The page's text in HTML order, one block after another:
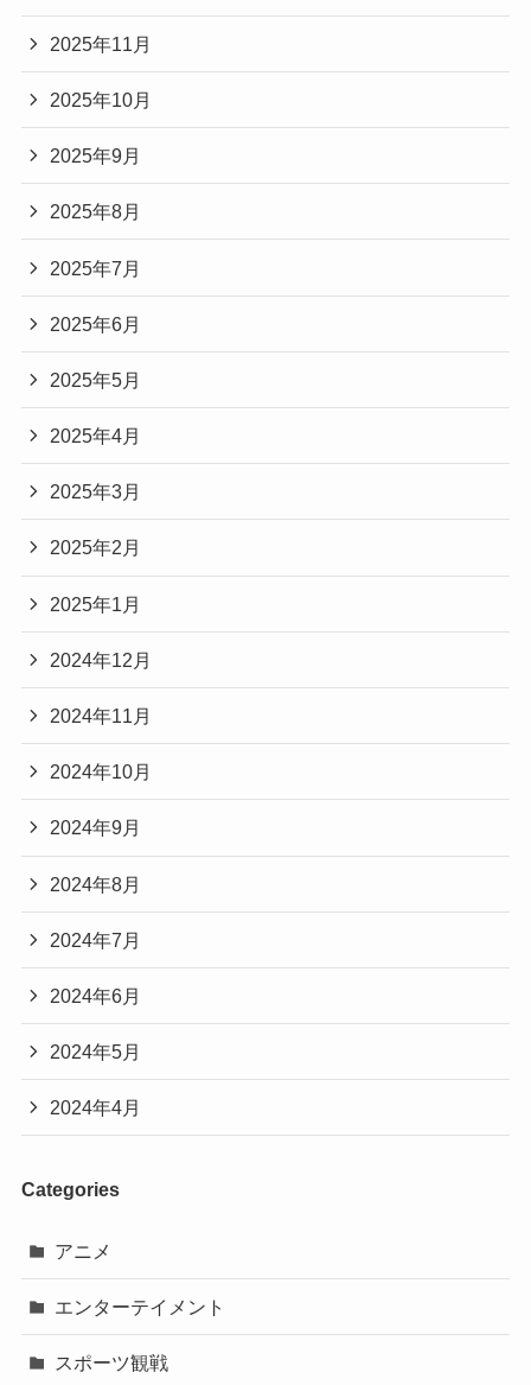
2025年11月
2025年10月
2025年9月
2025年8月
2025年7月
2025年6月
2025年5月
2025年4月
2025年3月
2025年2月
2025年1月
2024年12月
2024年11月
2024年10月
2024年9月
2024年8月
2024年7月
2024年6月
2024年5月
2024年4月
Categories
アニメ
エンターテイメント
スポーツ観戦